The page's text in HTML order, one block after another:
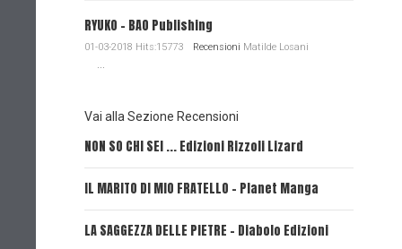
RYUKO - BAO Publishing
01-03-2018 Hits:15773 Recensioni Matilde Losani
...
Vai alla Sezione Recensioni
NON SO CHI SEI ... Edizioni Rizzoli Lizard
IL MARITO DI MIO FRATELLO - Planet Manga
LA SAGGEZZA DELLE PIETRE - Diabolo Edizioni